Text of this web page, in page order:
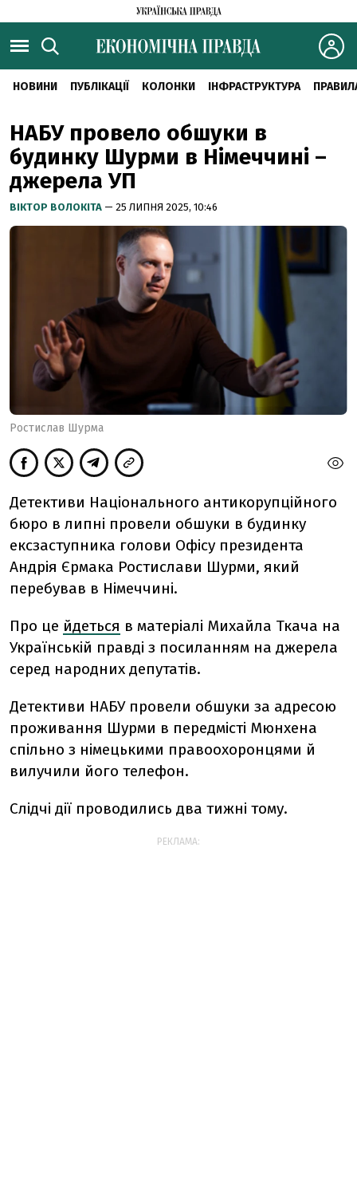
НОВИНИ ПУБЛІКАЦІЇ КОЛОНКИ ІНФРАСТРУКТУРА
НАБУ провело обшуки в
будинку Шурми в Німеччині –
джерела УП
ВІКТОР ВОЛОКІТА — 25 ЛИПНЯ 2025, 10:46
Ростислав Шурма
Детективи Національного антикорупційного
бюро в липні провели обшуки в будинку
ексзаступника голови Офісу президента
Андрія Єрмака Ростислави Шурми, який
перебував в Німеччині.
Про це йдеться в матеріалі Михайла Ткача на
Українській правді з посиланням на джерела
серед народних депутатів.
Детективи НАБУ провели обшуки за адресою
проживання Шурми в передмісті Мюнхена
спільно з німецькими правоохоронцями й
вилучили його телефон.
Слідчі дії проводились два тижні тому.
РЕКЛАМА: